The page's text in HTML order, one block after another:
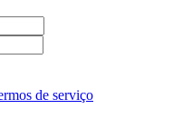
de serviço